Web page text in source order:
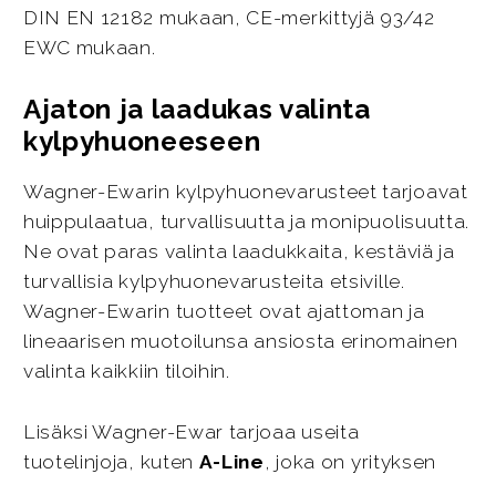
DIN EN 12182 mukaan, CE-merkittyjä 93/42
EWC mukaan.
Ajaton ja laadukas valinta
kylpyhuoneeseen
Wagner-Ewarin kylpyhuonevarusteet tarjoavat
huippulaatua, turvallisuutta ja monipuolisuutta.
Ne ovat paras valinta laadukkaita, kestäviä ja
turvallisia kylpyhuonevarusteita etsiville.
Wagner-Ewarin tuotteet ovat ajattoman ja
lineaarisen muotoilunsa ansiosta erinomainen
valinta kaikkiin tiloihin.
Lisäksi Wagner-Ewar tarjoaa useita
tuotelinjoja, kuten A-Line , joka on yrityksen